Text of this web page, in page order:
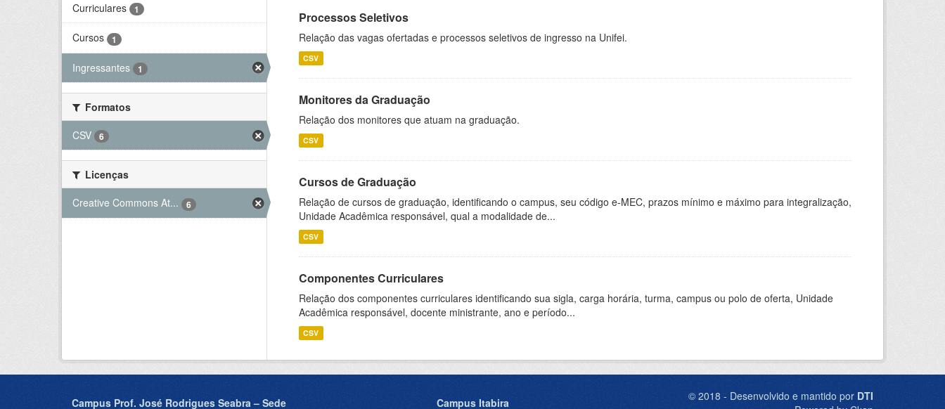
Curriculares 1
Cursos 1
Ingressantes 1
Formatos
CSV
6
Licenças
Creative Commons At...
6
Processos Seletivos
Relação das vagas ofertadas e processos seletivos de ingresso na Unifei.
CSV
Monitores da Graduação
Relação dos monitores que atuam na graduação.
CSV
Cursos de Graduação
Relação de cursos de graduação, identificando o campus, seu código e-MEC, prazos mínimo e máximo para integralização,
Unidade Acadêmica responsável, qual a modalidade de...
CSV
Componentes Curriculares
Relação dos componentes curriculares identificando sua sigla, carga horária, turma, campus ou polo de oferta, Unidade
Acadêmica responsável, docente ministrante, ano e período...
CSV
Campus Prof. José Rodrigues Seabra – Sede Campus Itabira © 2018 - Desenvolvido e mantido por DTI